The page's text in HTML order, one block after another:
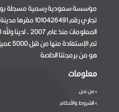
مؤسسة سعودية رسمية مسجلة
تجاري رقم
تم
هو من برمجتنا الخاصة
معلومات
>من نحن
>الشروط والأحكام